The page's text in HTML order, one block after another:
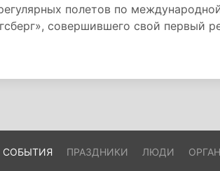
полетов по
совершившего свой первый
СОБЫТИЯ ПРАЗДНИКИ ЛЮДИ